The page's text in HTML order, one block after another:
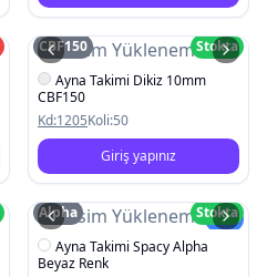
Resim Yüklenemedi
CBF150
Stokta
Ayna Takimi Dikiz 10mm
CBF150
Kd:1205Koli:50
Giriş yapınız
Resim YüklenemediYeni
Alpha
Stokta
Ayna Takimi Spacy Alpha
Beyaz Renk